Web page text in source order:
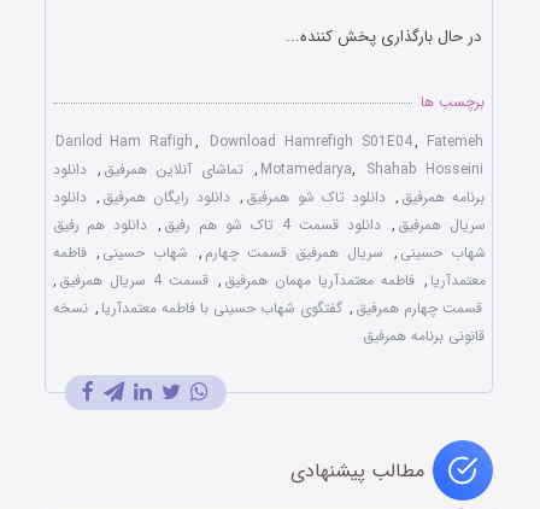
در حال بارگذاری پخش کننده...
برچسب ها
Danlod Ham Rafigh, Download Hamrefigh S01E04, Fatemeh
Motamedarya, Shahab Hosseini
, تماشای آنلاین همرفیق , دانلود
برنامه همرفیق , دانلود تاک شو همرفیق , دانلود رایگان همرفیق , دانلود
سریال همرفیق , دانلود قسمت 4 تاک شو هم رفیق , دانلود هم رفیق
شهاب حسینی , سریال همرفیق قسمت چهارم , شهاب حسینی , فاطمه
معتمدآریا , فاطمه معتمدآریا مهمان همرفیق , قسمت 4 سریال همرفیق
,
قسمت چهارم همرفیق , گفتگوی شهاب حسینی با فاطمه معتمدآریا , نسخه
قانونی برنامه همرفیق
مطالب پیشنهادی